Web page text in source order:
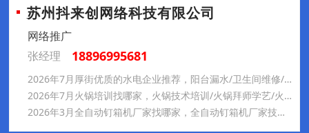
苏州抖来创网络科技有限公司
网络推广
张经理
18896995681
2026年7月厚街优质的水电企业推荐，阳台漏水/卫生间维修/改造/地面漏水/水电改造/管道漏水，水电公司哪家靠谱
2026年7月火锅培训找哪家，火锅技术培训/火锅拜师学艺/火锅技术学习/火锅学徒/火锅包教包会/火锅培训，火锅培训推荐
2026年3月全自动钉箱机厂家找哪家，全自动钉箱机厂家技术引领与行业解决方案解析